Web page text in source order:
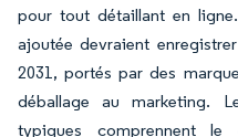
pour tout détaillant en
ajoutée devraient
2031, portés par des
déballage au marketing.
typiques comprennent